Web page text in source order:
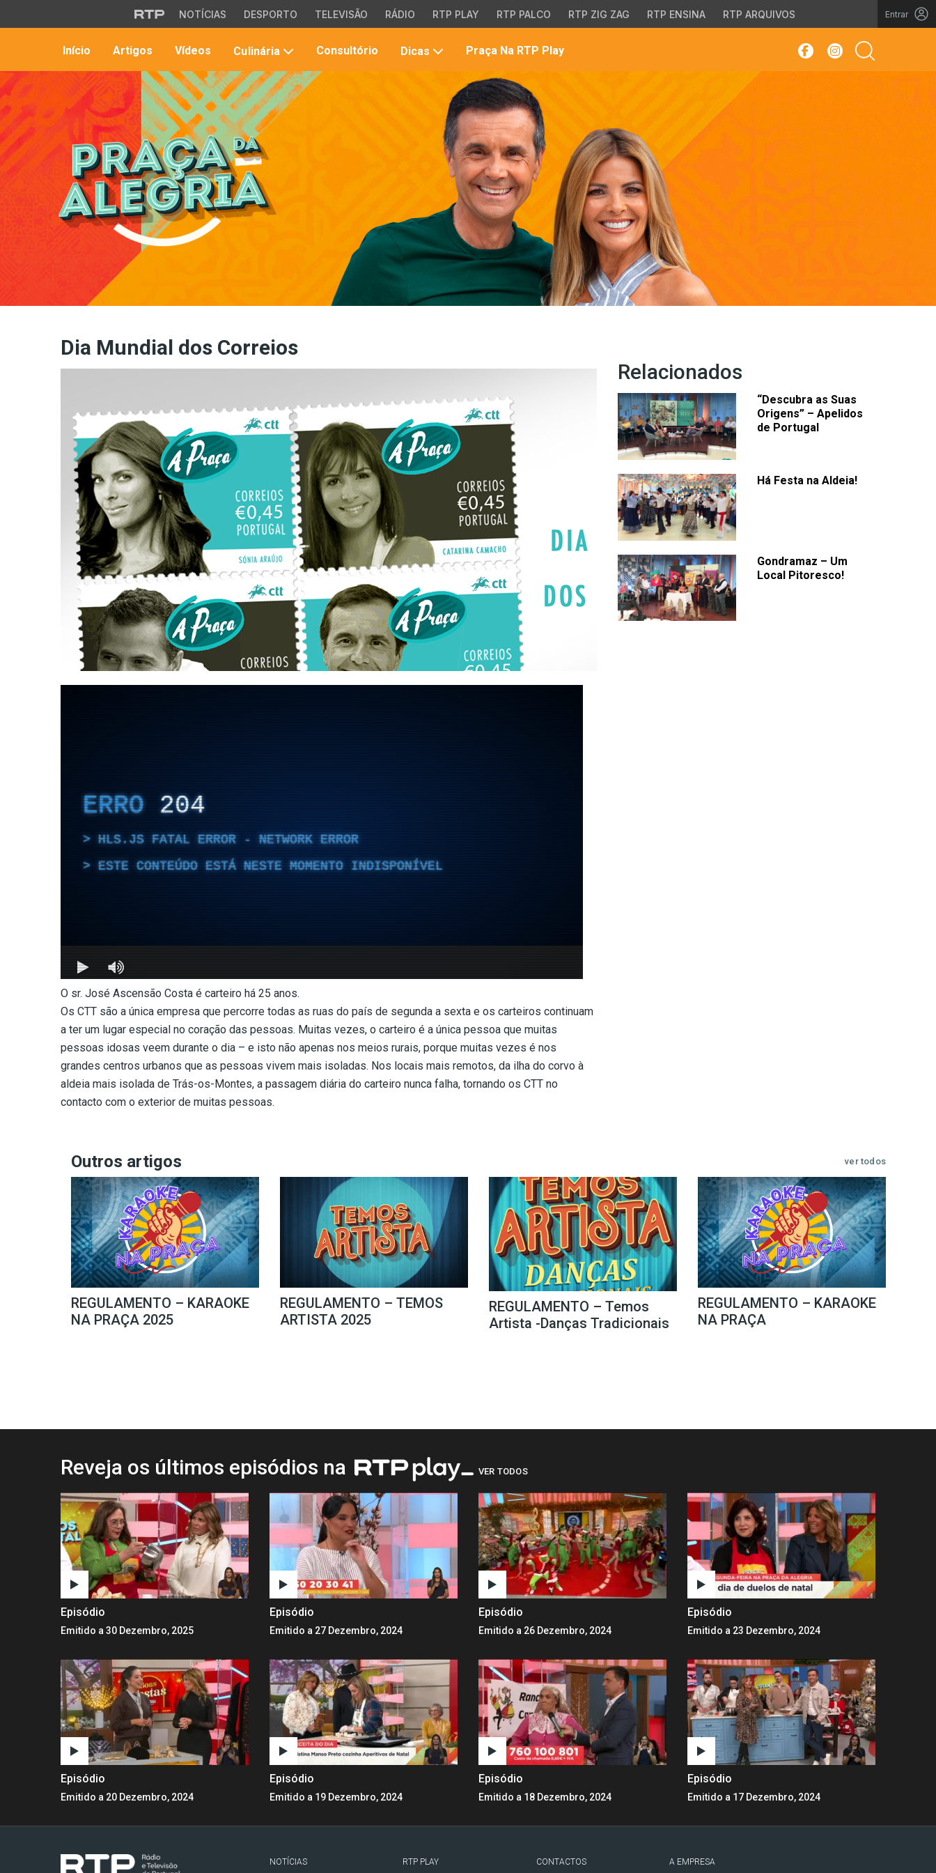
Saltar para o conteúdo principal
NOTÍCIAS DESPORTO TELEVISÃO RÁDIO RTP PLAY RTP PALCO RTP ZIG ZAG RTP ENSINA RTP ARQUIVOS Entrar
Início Artigos Vídeos Culinária Consultório Dicas Praça Na RTP Play
site
Dia Mundial dos Correios
O sr. José Ascensão Costa é carteiro há 25 anos.
Os CTT são a única empresa que percorre todas as ruas do país de segunda a sexta e os carteiros continuam
a ter um lugar especial no coração das pessoas. Muitas vezes, o carteiro é a única pessoa que muitas
pessoas idosas veem durante o dia – e isto não apenas nos meios rurais, porque muitas vezes é nos
grandes centros urbanos que as pessoas vivem mais isoladas. Nos locais mais remotos, da ilha do corvo à
aldeia mais isolada de Trás-os-Montes, a passagem diária do carteiro nunca falha, tornando os CTT no
contacto com o exterior de muitas pessoas.
Relacionados
“Descubra as Suas
Origens” – Apelidos
de Portugal
Há Festa na Aldeia!
Gondramaz – Um
Local Pitoresco!
Outros artigos ver todos
REGULAMENTO – KARAOKE
NA PRAÇA 2025
REGULAMENTO – TEMOS
ARTISTA 2025
REGULAMENTO – Temos
Artista -Danças Tradicionais
REGULAMENTO – KARAOKE
NA PRAÇA
Reveja os últimos episódios na VER TODOS
Episódio
Emitido a 30 Dezembro, 2025
Episódio
Emitido a 27 Dezembro, 2024
Episódio
Emitido a 26 Dezembro, 2024
Episódio
Emitido a 23 Dezembro, 2024
Episódio
Emitido a 20 Dezembro, 2024
Episódio
Emitido a 19 Dezembro, 2024
Episódio
Emitido a 18 Dezembro, 2024
Episódio
Emitido a 17 Dezembro, 2024
NOTÍCIAS
RTP PLAY
CONTACTOS
A EMPRESA